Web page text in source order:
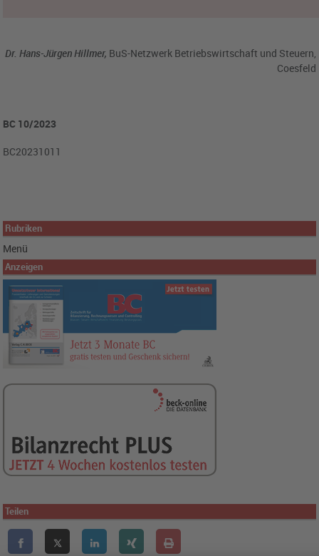
Dr. Hans-Jürgen Hillmer, BuS-Netzwerk Betriebswirtschaft und Steuern,
Coesfeld
BC 10/2023
BC20231011
Rubriken
Menü
Anzeigen
Teilen